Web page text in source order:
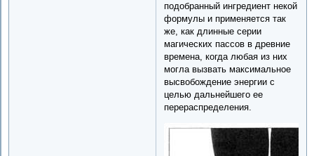
подобранный ингредиент некой
формулы и применяется так
же, как длинные серии
магических пассов в древние
времена, когда любая из них
могла вызвать максимальное
высвобождение энергии с
целью дальнейшего ее
перераспределения.